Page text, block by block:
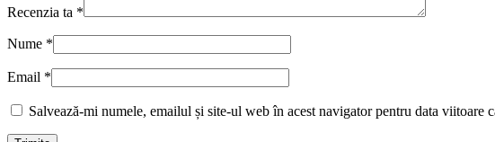
Recenzia ta *
Nume *
Email *
Salvează-mi numele, emailul și site-ul web în acest navigator pentru data viitoare